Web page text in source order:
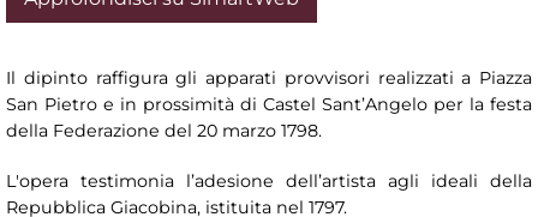
Il dipinto raffigura gli apparati provvisori realizzati a Piazza
San Pietro e in prossimità di Castel Sant’Angelo per la festa
della Federazione del 20 marzo 1798.
L'opera testimonia l’adesione dell’artista agli ideali della
Repubblica Giacobina, istituita nel 1797.